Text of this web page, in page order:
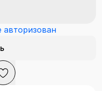
авторизован